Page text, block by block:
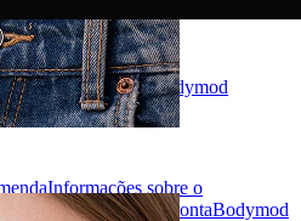
Contacte-nosBodymod
Bodymod
Informações sobre o
PagamentoA minha contaBodymod